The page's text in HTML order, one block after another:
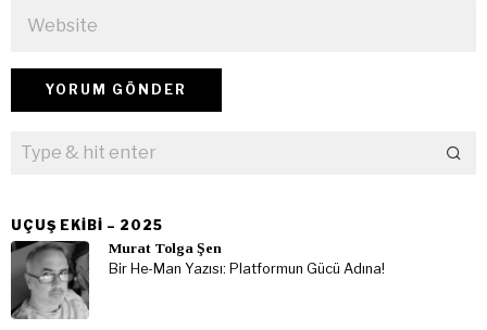
UÇUŞ EKIBI – 2025
Murat Tolga Şen
Bir He-Man Yazısı: Platformun Gücü Adına!